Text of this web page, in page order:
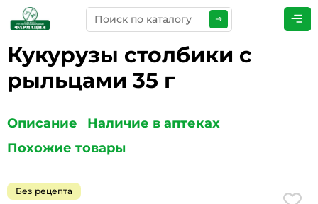
Кукурузы столбики с
рыльцами 35 г
Описание
Наличие в аптеках
Похожие товары
Без рецепта
ПРЕДСТАВЬТЕСЬ*
ТЕЛЕФОН*
ЭЛЕКТРОННАЯ ПОЧТА